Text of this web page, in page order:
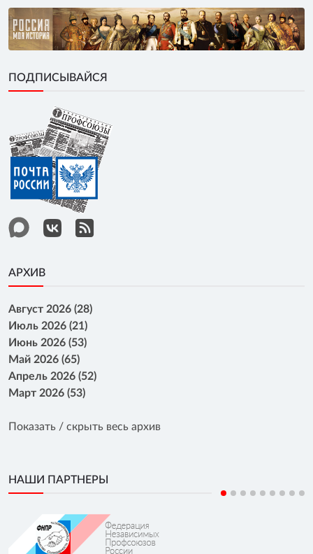
ПОДПИСЫВАЙСЯ
АРХИВ
Август 2026 (28)
Июль 2026 (21)
Июнь 2026 (53)
Май 2026 (65)
Апрель 2026 (52)
Март 2026 (53)
Показать / скрыть весь архив
НАШИ ПАРТНЕРЫ